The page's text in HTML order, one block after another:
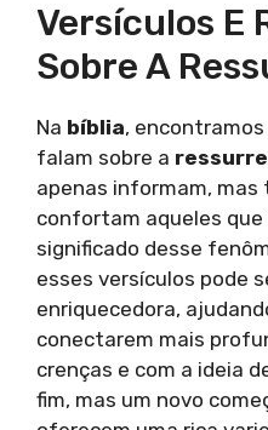
Versículos E
Sobre A
Na bíblia,
falam sobre a
apenas informam, mas
confortam aqueles
significado desse
esses versículos pode
enriquecedora,
conectarem mais
crenças e com a ideia
fim, mas um novo